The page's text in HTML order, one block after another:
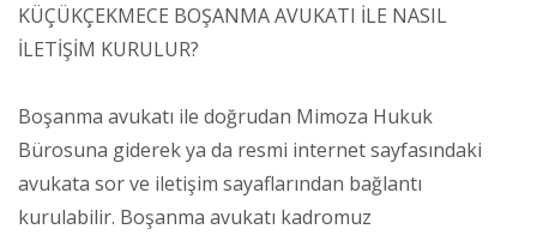
KÜÇÜKÇEKMECE BOŞANMA AVUKATI İLE NASIL
İLETİŞİM KURULUR?
Boşanma avukatı ile doğrudan Mimoza Hukuk
Bürosuna giderek ya da resmi internet sayfasındaki
avukata sor ve iletişim sayaflarından bağlantı
kurulabilir. Boşanma avukatı kadromuz